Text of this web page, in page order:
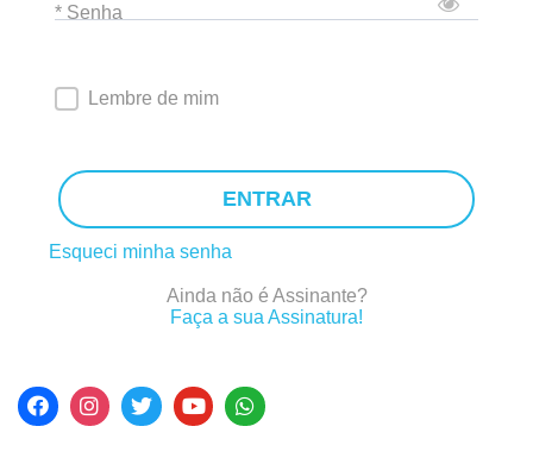
* Senha
Lembre de mim
ENTRAR
Esqueci minha senha
Ainda não é Assinante?
Faça a sua Assinatura!